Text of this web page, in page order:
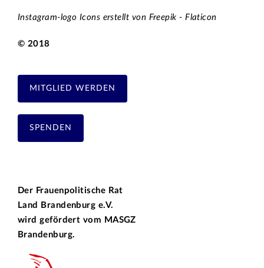
Instagram-logo Icons erstellt von Freepik - Flaticon
© 2018
MITGLIED WERDEN
SPENDEN
Der Frauenpolitische Rat
Land Brandenburg e.V.
wird gefördert vom MASGZ
Brandenburg.